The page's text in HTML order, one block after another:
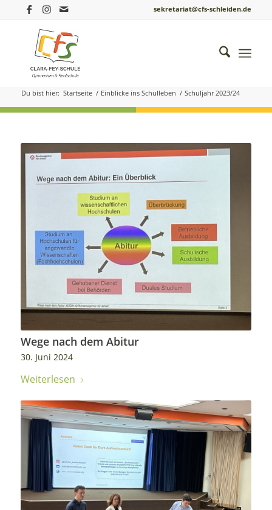
sekretariat@cfs-schleiden.de
Schuljahr 2023/24
Du bist hier: Startseite / Einblicke ins Schulleben / Schuljahr 2023/24
Wege nach dem Abitur
30. Juni 2024
Weiterlesen